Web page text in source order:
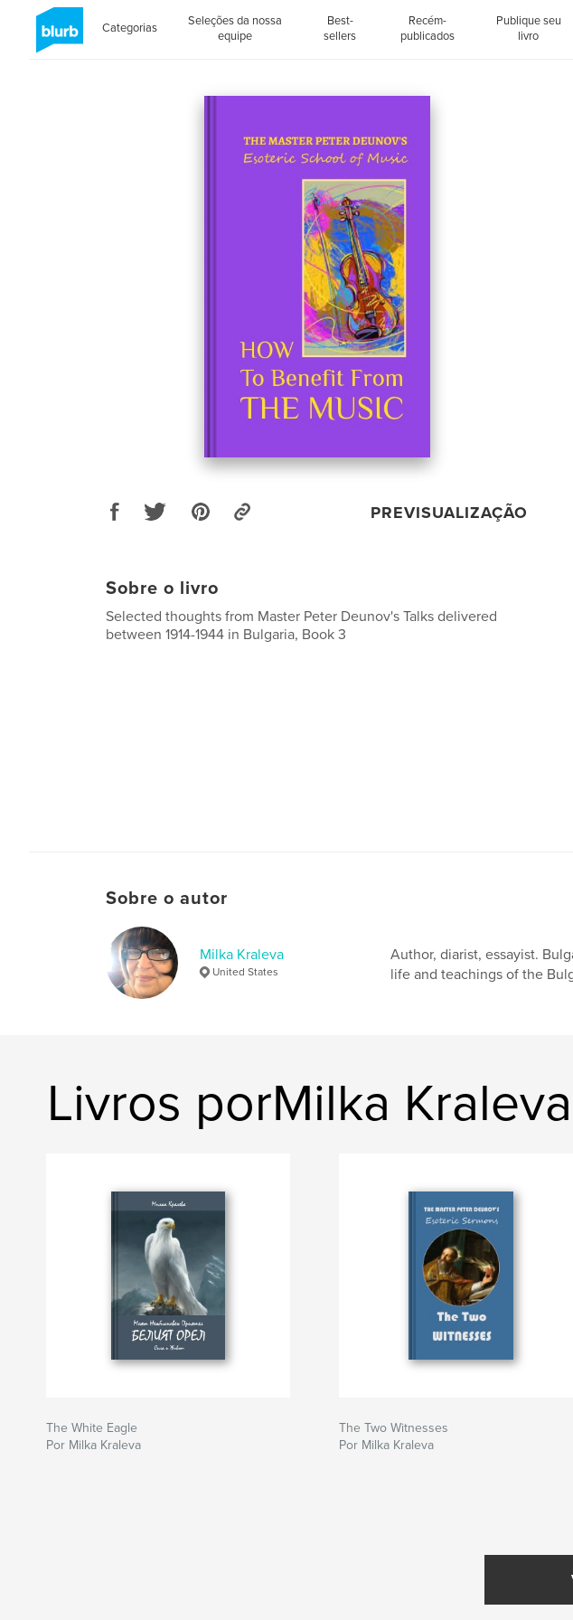
Categorias
Seleções da nossa
equipe
Best-
sellers
Recém-
publicados
Publique seu
livro
PREVISUALIZAÇÃO
Sobre o livro
Selected thoughts from Master Peter Deunov's Talks delivered
between 1914-1944 in Bulgaria, Book 3
Sobre o autor
Milka Kraleva
United States
Author, diarist, essayist.
life and teachings of the
Livros porMilka Kraleva
The White Eagle
Por Milka Kraleva
The Two Witnesses
Por Milka Kraleva